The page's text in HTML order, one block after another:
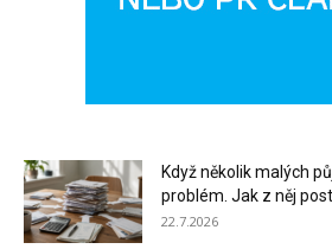
Když několik malých
problém. Jak z něj
22.7.2026